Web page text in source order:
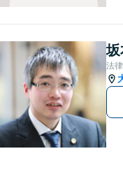
坂
法